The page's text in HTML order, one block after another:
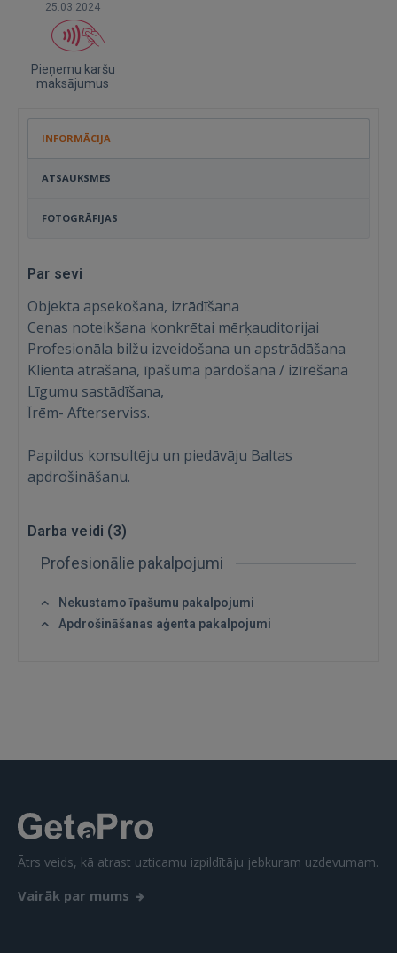
Ienākt
IENĀKT
25.03.2024
Pieņemu karšu
maksājumus
INFORMĀCIJA
ATSAUKSMES
FOTOGRĀFIJAS
Par sevi
Objekta apsekošana, izrādīšana
Cenas noteikšana konkrētai mērķauditorijai
Profesionāla bilžu izveidošana un apstrādāšana
Klienta atrašana, īpašuma pārdošana / izīrēšana
Līgumu sastādīšana,
Īrēm- Afterserviss.
Papildus konsultēju un piedāvāju Baltas
apdrošināšanu.
Darba veidi (3)
Profesionālie pakalpojumi
Nekustamo īpašumu pakalpojumi
Apdrošināšanas aģenta pakalpojumi
Ātrs veids, kā atrast uzticamu izpildītāju jebkuram uzdevumam.
Vairāk par mums